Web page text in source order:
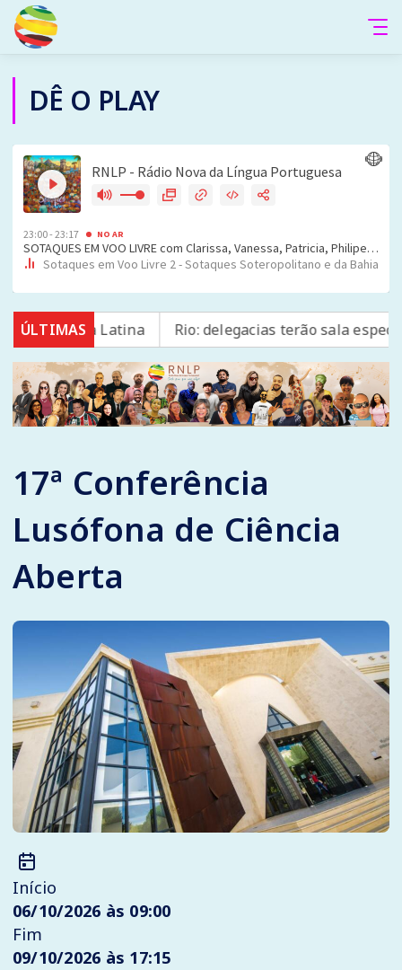
DÊ O PLAY
ÚLTIMAS
América Latina Rio: delegacias terão sala
17ª Conferência
Lusófona de Ciência
Aberta
Início
06/10/2026 às 09:00
Fim
09/10/2026 às 17:15